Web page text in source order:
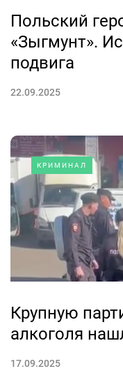
Польский
«Зыгмунт».
подвига
22.09.2025
КРИМИНАЛ
Крупную
алкоголя
17.09.2025